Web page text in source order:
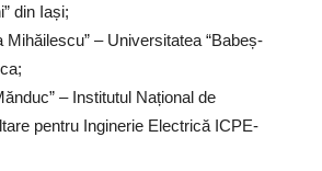
din Iași;
Mihăilescu” – Universitatea “Babeș-
– Institutul Național de
pentru Inginerie Electrică ICPE-